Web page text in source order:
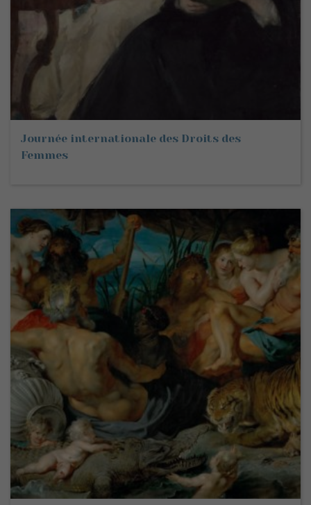
Journée internationale des Droits des
Femmes